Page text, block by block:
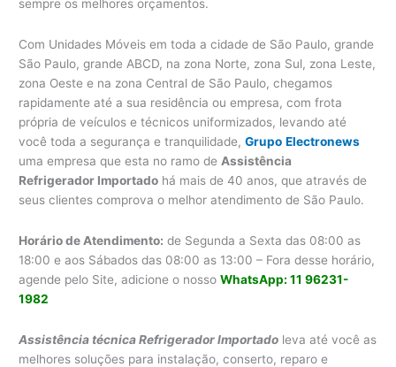
sempre os melhores orçamentos.
Com Unidades Móveis em toda a cidade de São Paulo, grande
São Paulo, grande ABCD, na zona Norte, zona Sul, zona Leste,
zona Oeste e na zona Central de São Paulo, chegamos
rapidamente até a sua residência ou empresa, com frota
própria de veículos e técnicos uniformizados, levando até
você toda a segurança e tranquilidade,Grupo Electronews
uma empresa que esta no ramo de Assistência
Refrigerador Importado há mais de 40 anos, que através de
seus clientes comprova o melhor atendimento de São Paulo.
Horário de Atendimento: de Segunda a Sexta das 08:00 as
18:00 e aos Sábados das 08:00 as 13:00 – Fora desse horário,
agende pelo Site, adicione o nossoWhatsApp: 11 96231-
1982
Assistência técnica Refrigerador Importado leva até você as
melhores soluções para instalação, conserto, reparo e